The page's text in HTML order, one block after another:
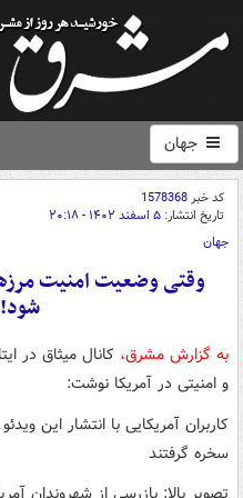
جهان
کد خبر1578368
تاریخ انتشار: ۵ اسفند ۱۴۰۲ - ۲۰:۱۸
جهان
وقتی وضعیت امنیت
به گزارش مشرق، کانال میثاق در
و امنیتی در آمریکا نوشت:
کاربران آمریکایی با انتشار این
سخره گرفتند